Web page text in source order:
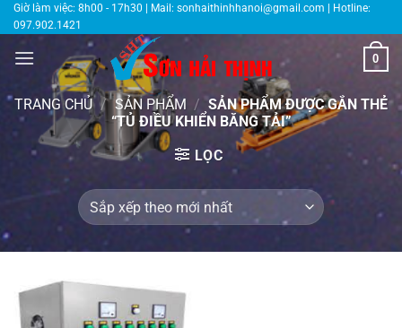
Bỏ
qua
nội
Giờ làm việc: 8h00 - 17h30 | Mail: sonhaithinhhanoi@gmail.com | Hotline:
097.902.1421
0
TRANG CHỦ / SẢN PHẨM / SẢN PHẨM ĐƯỢC GẮN THẺ
“TỦ ĐIỀU KHIỂN BĂNG TẢI”
LỌC